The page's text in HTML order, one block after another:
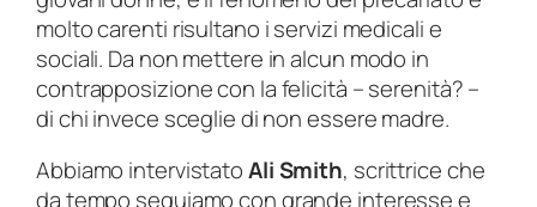
molto carenti risultano i servizi medicali e
sociali. Da non mettere in alcun modo in
contrapposizione con la felicità – serenità? –
di chi invece sceglie di non essere madre.
Abbiamo intervistatoAli Smith, scrittrice che
da tempo seguiamo con grande interesse e